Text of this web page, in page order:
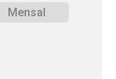
Mensal